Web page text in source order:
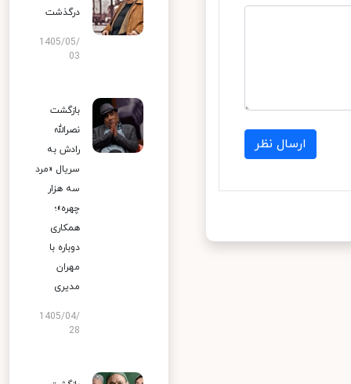
ارسال نظر
درگذشت
1405/05/
03
بازگشت
نصرالله
رادش به
سریال «مرد
سه هزار
چهره»؛
همکاری
دوباره با
مهران
مدیری
1405/04/
28